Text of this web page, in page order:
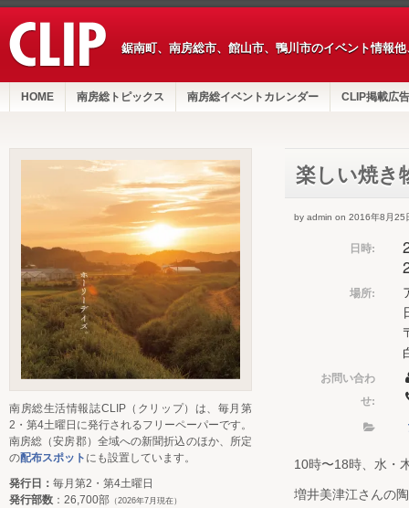
鋸南町、南房総市、館山市、鴨川市のイベント情報
HOME 南房総トピックス 南房総イベントカレンダー CLIP掲載広告
楽しい焼き
by admin on 2016年8月25
日時:
場所:
お問い合わ
せ:
10時〜18時、水・
増井美津江さんの
南房総生活情報誌CLIP（クリップ）は、毎月第
2・第4土曜日に発行されるフリーペーパーです。
南房総（安房郡）全域への新聞折込のほか、所定
の配布スポット にも設置しています。
発行日： 毎月第2・第4土曜日
発行部数 ：26,700部 （2026年7月現在）